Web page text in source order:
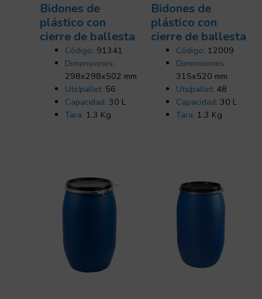
Bidones de
plástico con
cierre de ballesta
Código: 91341
Dimensiones:
298x298x502 mm
Uts/pallet: 56
Capacidad: 30 L
Tara: 1.3 Kg
Bidones de
plástico con
cierre de ballesta
Código: 12009
Dimensiones:
315x520 mm
Uts/pallet: 48
Capacidad: 30 L
Tara: 1.3 Kg